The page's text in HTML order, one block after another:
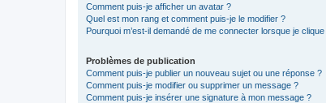
Comment puis-je afficher un avatar ?
Quel est mon rang et comment puis-je le modifier ?
Pourquoi m’est-il demandé de me connecter lorsque je
Problèmes de publication
Comment puis-je publier un nouveau sujet ou une réponse ?
Comment puis-je modifier ou supprimer un message ?
Comment puis-je insérer une signature à mon message ?